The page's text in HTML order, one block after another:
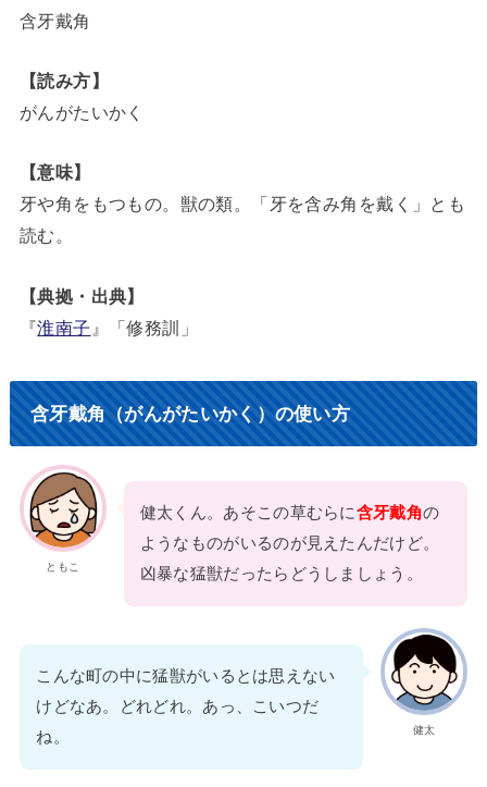
含牙戴角
【読み方】
がんがたいかく
【意味】
牙や角をもつもの。獣の類。「牙を含み角を戴く」とも
読む。
【典拠・出典】
『淮南子 』「修務訓」
含牙戴角（がんがたいかく）の使い方
ともこ
健太くん。あそこの草むらに含牙戴角の
ようなものがいるのが見えたんだけど。
凶暴な猛獣だったらどうしましょう。
健太
こんな町の中に猛獣がいるとは思えない
けどなあ。どれどれ。あっ、こいつだ
ね。